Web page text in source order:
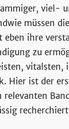
viel-
müssen
eben ihre
zu
Hier ist der
relevanten